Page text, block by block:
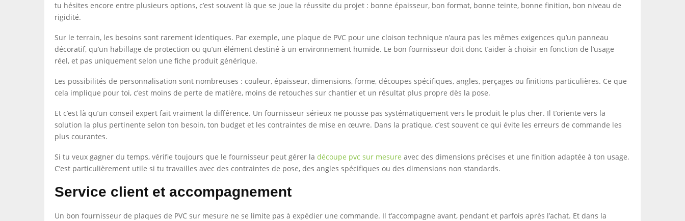
tu hésites encore entre plusieurs options, c’est souvent là que se joue la réussite du projet : bonne épaisseur, bon format, bonne teinte, bonne finition, bon niveau de
rigidité.
Sur le terrain, les besoins sont rarement identiques. Par exemple, une plaque de PVC pour une cloison technique n’aura pas les mêmes exigences qu’un panneau
décoratif, qu’un habillage de protection ou qu’un élément destiné à un environnement humide. Le bon fournisseur doit donc t’aider à choisir en fonction de l’usage
réel, et pas uniquement selon une fiche produit générique.
Les possibilités de personnalisation sont nombreuses : couleur, épaisseur, dimensions, forme, découpes spécifiques, angles, perçages ou finitions particulières. Ce que
cela implique pour toi, c’est moins de perte de matière, moins de retouches sur chantier et un résultat plus propre dès la pose.
Et c’est là qu’un conseil expert fait vraiment la différence. Un fournisseur sérieux ne pousse pas systématiquement vers le produit le plus cher. Il t’oriente vers la
solution la plus pertinente selon ton besoin, ton budget et les contraintes de mise en œuvre. Dans la pratique, c’est souvent ce qui évite les erreurs de commande les
plus courantes.
Si tu veux gagner du temps, vérifie toujours que le fournisseur peut gérer la découpe pvc sur mesure avec des dimensions précises et une finition adaptée à ton usage.
C’est particulièrement utile si tu travailles avec des contraintes de pose, des angles spécifiques ou des dimensions non standards.
Service client et accompagnement
Un bon fournisseur de plaques de PVC sur mesure ne se limite pas à expédier une commande. Il t’accompagne avant, pendant et parfois après l’achat. Et dans la